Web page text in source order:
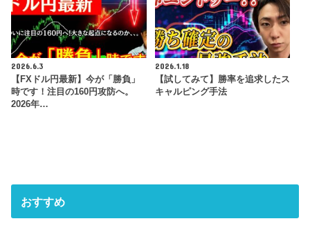
2026.6.3
【FXドル円最新】今が「勝負」
時です！注目の160円攻防へ。
2026年…
2026.1.18
【試してみて】勝率を追求したス
キャルピング手法
おすすめ